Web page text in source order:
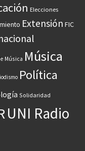
Elecciones
Extensión FIC
Música Música
Política
Solidaridad
UNI Radio